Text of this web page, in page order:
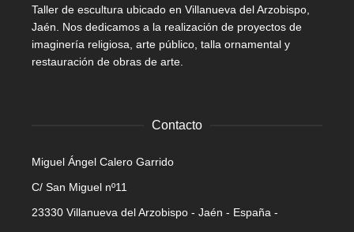
Taller de escultura ubicado en Villanueva del Arzobispo,
Jaén. Nos dedicamos a la realización de proyectos de
imaginería religiosa, arte público, talla ornamental y
restauración de obras de arte.
Contacto
Miguel Ángel Calero Garrido
C/ San Miguel nº11
23330 Villanueva del Arzobispo - Jaén - España -